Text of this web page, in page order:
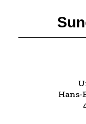
Hans-